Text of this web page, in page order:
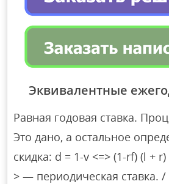
Эквивалентные
Равная годовая ставка.
Это дано, а остальное
скидка: d = 1-v <=> (1-rf) (l +
> — периодическая ставка. /